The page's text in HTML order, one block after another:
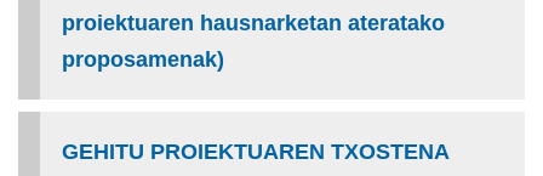
proiektuaren hausnarketan ateratako
proposamenak)
GEHITU PROIEKTUAREN TXOSTENA